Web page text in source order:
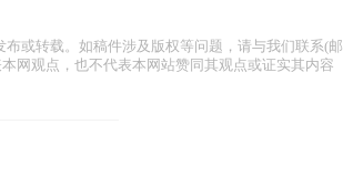
或转载。如稿件涉及版权等问题，请与我们联系(邮
网观点，也不代表本网站赞同其观点或证实其内容